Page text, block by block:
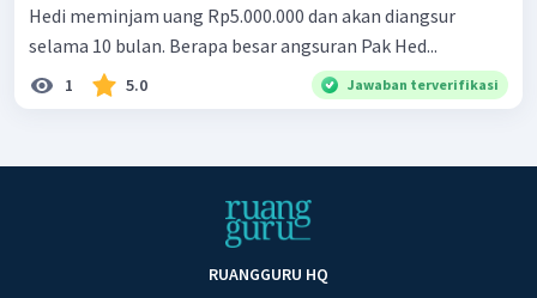
Hedi meminjam uang Rp5.000.000 dan akan diangsur
selama 10 bulan. Berapa besar angsuran Pak Hed...
1 5.0 Jawaban terverifikasi
RUANGGURU HQ